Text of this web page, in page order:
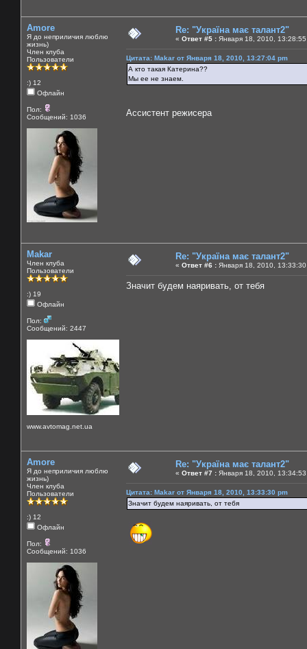
Amore
Я до неприличия люблю
жизнь)
Член клуба
Пользователи
:) 12
Офлайн
Пол:
Сообщений: 1036
Re: "Україна має талант2"
« Ответ #5 : Января 18, 2010,
Цитата: Makar от Января 18, 2010, 13:27:04 pm
А кто такая Катерина??
Мы ее не знаем.
Ассистент режисера
Makar
Член клуба
Пользователи
:) 19
Офлайн
Пол:
Сообщений: 2447
www.avtomag.net.ua
Re: "Україна має талант2"
« Ответ #6 : Января 18, 2010,
Значит будем наяривать, от тебя
Amore
Я до неприличия люблю
жизнь)
Член клуба
Пользователи
:) 12
Офлайн
Пол:
Сообщений: 1036
Re: "Україна має талант2"
« Ответ #7 : Января 18, 2010,
Цитата: Makar от Января 18, 2010, 13:33:30 pm
Значит будем наяривать, от тебя